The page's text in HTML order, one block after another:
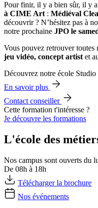
Pour finir, il y a bien sûr, il y
à CIME Art : Médiéval
découvrir ? N’hésitez pas à
notre prochaine JPO le
Vous pouvez retrouver toutes
jeu vidéo, concept artist et
Découvrez notre école
En savoir plus
Contact conseiller
Cette formation t'intéresse ?
Je découvre les formations
L'école des
Nos campus sont ouverts du
De 08h à 18h
Télécharger la brochure
Nos événements